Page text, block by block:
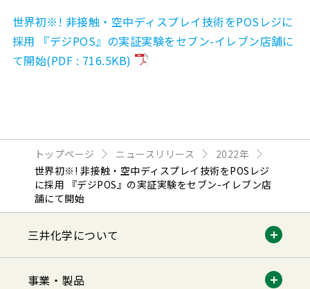
世界初※! 非接触・空中ディスプレイ技術をPOSレジに
採用 『デジPOS』の実証実験をセブン-イレブン店舗に
て開始(PDF : 716.5KB)
トップページ ニュースリリース
2022年
世界初※! 非接触・空中ディスプレイ技術をPOSレジ
に採用 『デジPOS』の実証実験をセブン-イレブン店
舗にて開始
三井化学について
事業・製品